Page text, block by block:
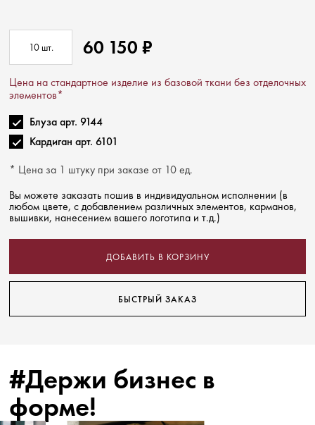
10шт. 60 150 ₽
Цена на стандартное изделие из базовой ткани без отделочных
элементов*
Блуза арт. 9144
Кардиган арт. 6101
* Цена за 1 штуку при заказе от 10 ед.
Вы можете заказать пошив в индивидуальном исполнении (в
любом цвете, с добавлением различных элементов, карманов,
вышивки, нанесением вашего логотипа и т.д.)
ДОБАВИТЬ В КОРЗИНУ
БЫСТРЫЙ ЗАКАЗ
#Держи бизнес в
форме!